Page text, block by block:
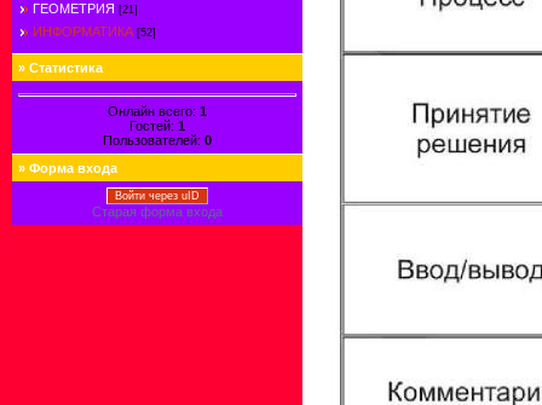
ГЕОМЕТРИЯ [21]
ИНФОРМАТИКА [52]
» Статистика
Онлайн всего: 1
Гостей: 1
Пользователей: 0
» Форма входа
Войти через uID
Старая форма входа